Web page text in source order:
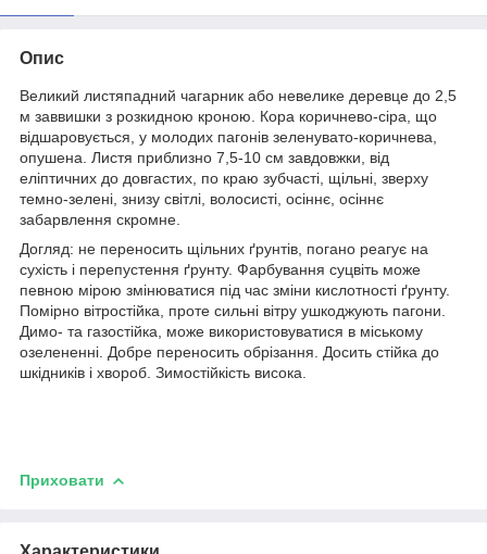
Опис
Великий листяпадний чагарник або невелике деревце до 2,5
м заввишки з розкидною кроною. Кора коричнево-сіра, що
відшаровується, у молодих пагонів зеленувато-коричнева,
опушена. Листя приблизно 7,5-10 см завдовжки, від
еліптичних до довгастих, по краю зубчасті, щільні, зверху
темно-зелені, знизу світлі, волосисті, осіннє, осіннє
забарвлення скромне.
Догляд: не переносить щільних ґрунтів, погано реагує на
сухість і перепустення ґрунту. Фарбування суцвіть може
певною мірою змінюватися під час зміни кислотності ґрунту.
Помірно вітростійка, проте сильні вітру ушкоджують пагони.
Димо- та газостійка, може використовуватися в міському
озелененні. Добре переносить обрізання. Досить стійка до
шкідників і хвороб. Зимостійкість висока.
Приховати